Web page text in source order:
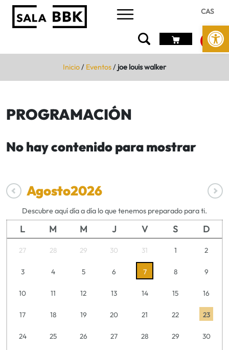
Abrir
CAS
Inicio/ Eventos/ joe louis walker
PROGRAMACIÓN
No hay contenido para mostrar
Agosto2026
Descubre aquí día a día lo que tenemos preparado para ti.
L M M J V S D
27 28 29 30 31 1 2
3 4 5 6 7 8 9
10 11 12 13 14 15 16
17 18 19 20 21 22 23
24 25 26 27 28 29 30